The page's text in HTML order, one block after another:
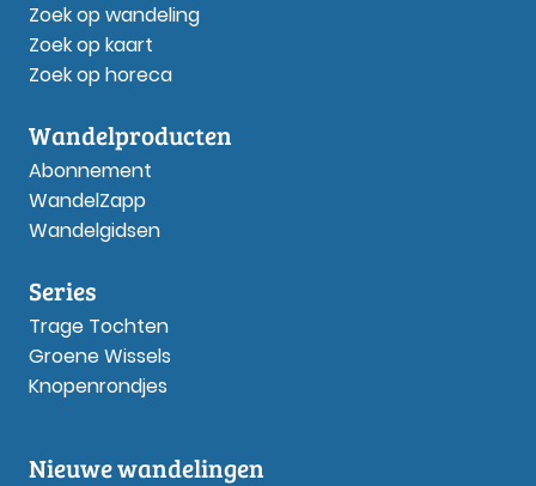
Zoek op wandeling
Zoek op kaart
Zoek op horeca
Wandelproducten
Abonnement
WandelZapp
Wandelgidsen
Series
Trage Tochten
Groene Wissels
Knopenrondjes
Nieuwe wandelingen